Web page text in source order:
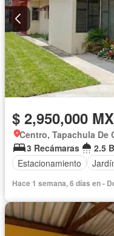
$ 2,950,000
Centro, Tapachula De
3 Recámaras
2.5
Estacionamiento
Hace 1 semana, 6 días en -